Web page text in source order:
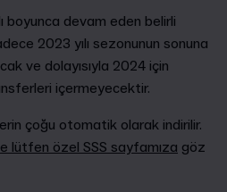
boyunca devam eden belirli
2023 yılı sezonunun sonuna
ve dolayısıyla 2024 için
içermeyecektir.
çoğu otomatik olarak indirilir.
lütfen özel SSS sayfamıza göz